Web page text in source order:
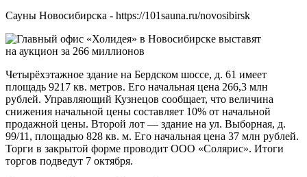
Сауны Новосибирска - https://101sauna.ru/novosibirsk
Четырёхэтажное здание на Бердском шоссе, д. 61 имеет
площадь 9217 кв. метров. Его начальная цена 266,3 млн
рублей. Управляющий Кузнецов сообщает, что величина
снижения начальной цены составляет 10% от начальной
продажной цены. Второй лот — здание на ул. Выборная, д.
99/11, площадью 828 кв. м. Его начальная цена 37 млн рублей.
Торги в закрытой форме проводит ООО «Солярис». Итоги
торгов подведут 7 октября.